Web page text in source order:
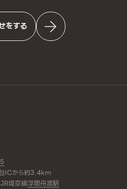
をする
ICから約3.4km
埼京線浮間舟渡駅